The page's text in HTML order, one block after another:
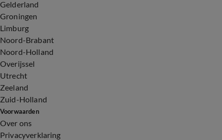
Gelderland
Groningen
Limburg
Noord-Brabant
Noord-Holland
Overijssel
Utrecht
Zeeland
Zuid-Holland
Voorwaarden
Over ons
Privacyverklaring